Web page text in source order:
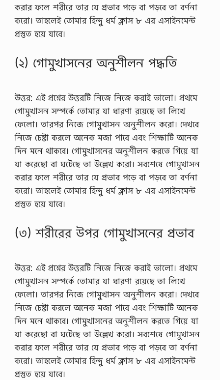
করার ফলে শরীরে তার যে প্রভাব পড়ে বা পড়বে তা বর্ণনা
করো। তাহলেই তোমার হিন্দু ধর্ম ক্লাস ৮ এর এসাইনমেন্ট
প্রস্তুত হয়ে যাবে।
(২) গােমুখাসনের অনুশীলন পদ্ধতি
উত্তর: এই প্রশ্নের উত্তরটি নিজে নিজে করাই ভালো। প্রথমে
গোমুখাসন সম্পর্কে তোমার যা ধারণা রয়েছে তা লিখে
ফেলো। তারপর নিজে গোমুখাসন অনুশীলন করো। দেখবে
নিজে চেষ্টা করলে অনেক মজা পাবে এবং শিক্ষাটি অনেক
দিন মনে থাকবে। গোমুখাসনের অনুশীলন করতে গিয়ে যা
যা করেছো বা ঘটেছে তা উল্লেখ করো। সবশেষে গোমুখাসন
করার ফলে শরীরে তার যে প্রভাব পড়ে বা পড়বে তা বর্ণনা
করো। তাহলেই তোমার হিন্দু ধর্ম ক্লাস ৮ এর এসাইনমেন্ট
প্রস্তুত হয়ে যাবে।
(৩) শরীরের উপর গােমুখাসনের প্রভাব
উত্তর: এই প্রশ্নের উত্তরটি নিজে নিজে করাই ভালো। প্রথমে
গোমুখাসন সম্পর্কে তোমার যা ধারণা রয়েছে তা লিখে
ফেলো। তারপর নিজে গোমুখাসন অনুশীলন করো। দেখবে
নিজে চেষ্টা করলে অনেক মজা পাবে এবং শিক্ষাটি অনেক
দিন মনে থাকবে। গোমুখাসনের অনুশীলন করতে গিয়ে যা
যা করেছো বা ঘটেছে তা উল্লেখ করো। সবশেষে গোমুখাসন
করার ফলে শরীরে তার যে প্রভাব পড়ে বা পড়বে তা বর্ণনা
করো। তাহলেই তোমার হিন্দু ধর্ম ক্লাস ৮ এর এসাইনমেন্ট
প্রস্তুত হয়ে যাবে।